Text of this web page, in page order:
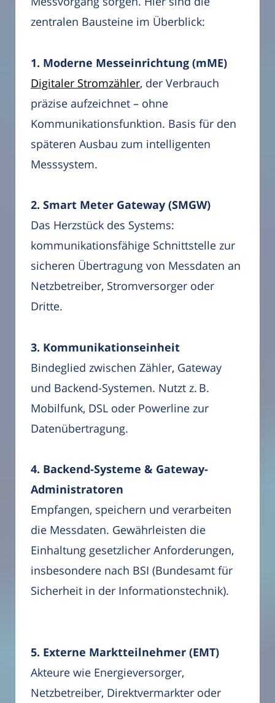
zentralen Bausteine im Überblick:
1. Moderne Messeinrichtung (mME)
Digitaler Stromzähler, der Verbrauch
präzise aufzeichnet – ohne
Kommunikationsfunktion. Basis für den
späteren Ausbau zum intelligenten
Messsystem.
2. Smart Meter Gateway (SMGW)
Das Herzstück des Systems:
kommunikationsfähige Schnittstelle zur
sicheren Übertragung von Messdaten an
Netzbetreiber, Stromversorger oder
Dritte.
3. Kommunikationseinheit
Bindeglied zwischen Zähler, Gateway
und Backend-Systemen. Nutzt z. B.
Mobilfunk, DSL oder Powerline zur
Datenübertragung.
4. Backend-Systeme & Gateway-
Administratoren
Empfangen, speichern und verarbeiten
die Messdaten. Gewährleisten die
Einhaltung gesetzlicher Anforderungen,
insbesondere nach BSI (Bundesamt für
Sicherheit in der Informationstechnik).
5. Externe Marktteilnehmer (EMT)
Akteure wie Energieversorger,
Netzbetreiber, Direktvermarkter oder